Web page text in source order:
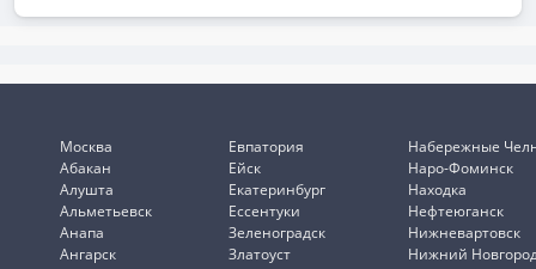
Москва
Абакан
Алушта
Альметьевск
Анапа
Ангарск
Евпатория
Ейск
Екатеринбург
Ессентуки
Зеленоградск
Златоуст
Набережные
Наро-Фоминск
Находка
Нефтеюганск
Нижневартовск
Нижний